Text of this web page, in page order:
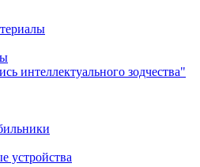
интеллектуального зодчества"
устройства